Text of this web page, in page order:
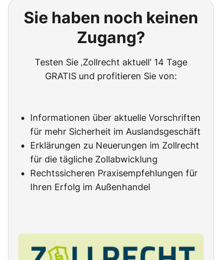
Sie haben noch keinen
Zugang?
Testen Sie ‚Zollrecht aktuell‘ 14 Tage
GRATIS und profitieren Sie von:
Informationen über aktuelle Vorschriften
für mehr Sicherheit im Auslandsgeschäft
Erklärungen zu Neuerungen im Zollrecht
für die tägliche Zollabwicklung
Rechtssicheren Praxisempfehlungen für
Ihren Erfolg im Außenhandel